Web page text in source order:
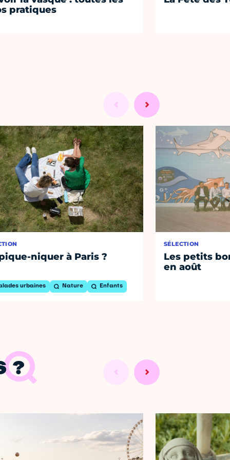
pratiques
niquer à Paris ?
urbaines Nature Enfants
SÉLECTION
Les petits
en août
?